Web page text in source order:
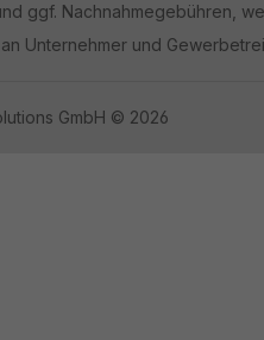
ggf. Nachnahmegebühren,
Unternehmer und
GmbH © 2026